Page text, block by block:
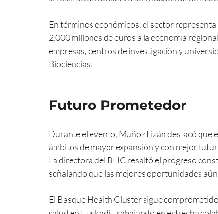
En términos económicos, el sector
2.000 millones de euros a la economía
empresas, centros de investigación y
Biociencias.
Futuro Prometedor
Durante el evento, Muñoz Lizán destacó que
ámbitos de mayor expansión y con mejor
La directora del BHC resaltó el progreso
señalando que las mejores oportunidades
El Basque Health Cluster sigue